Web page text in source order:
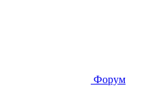
Форум